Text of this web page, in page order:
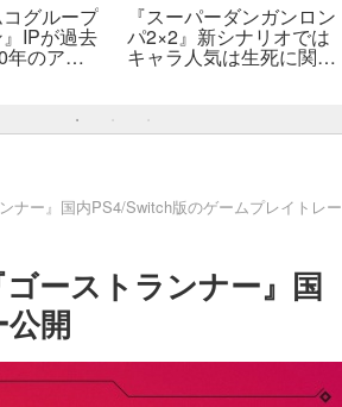
グループ
IPが過去
のアニ
『スーパーダンガンロン
パ2×2』新シナリオでは
キャラ人気は生死に関係
らないで」
ナー』国内PS4/Switch版のゲームプレイトレー
ーストランナー』国
開